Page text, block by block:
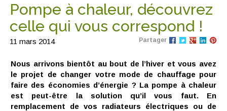
Pompe à chaleur, découvrez
celle qui vous correspond !
11 mars 2014 Partager
Nous arrivons bientôt au bout de l’hiver et vous avez
le projet de changer votre mode de chauffage pour
faire des économies d’énergie ? La pompe à chaleur
est peut-être la solution qu’il vous faut. En
remplacement de vos radiateurs électriques ou de